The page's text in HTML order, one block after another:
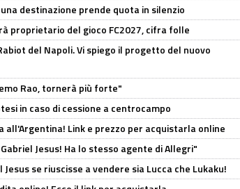
destinazione prende quota in silenzio
proprietario del gioco FC2027, cifra folle
del Napoli. Vi spiego il progetto del nuovo
Rao, tornerà più forte"
in caso di cessione a centrocampo
all'Argentina! Link e prezzo per acquistarla online
Jesus! Ha lo stesso agente di Allegri"
se riuscisse a vendere sia Lucca che Lukaku!